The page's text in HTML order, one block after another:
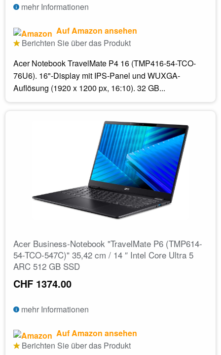
mehr Informationen
Auf Amazon ansehen
Berichten Sie über das Produkt
Acer Notebook TravelMate P4 16 (TMP416-54-TCO-
76U6). 16"-Display mit IPS-Panel und WUXGA-
Auflösung (1920 x 1200 px, 16:10). 32 GB...
Acer Business-Notebook "TravelMate P6 (TMP614-
54-TCO-547C)" 35,42 cm / 14 ″ Intel Core Ultra 5
ARC 512 GB SSD
CHF 1374.00
mehr Informationen
Auf Amazon ansehen
Berichten Sie über das Produkt